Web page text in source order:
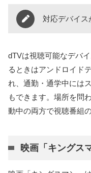
対応デバイス
dTVは視聴可能なデバ
るときはアンドロイド
れ、通勤・通学中には
もできます。場所を問
動中の両方で視聴番組
映画「キングス